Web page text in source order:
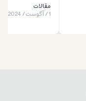
مقالات
1
/آگوست/
2024